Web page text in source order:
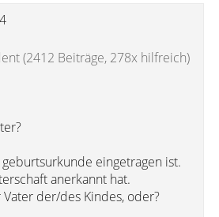
(2412 Beiträge, 278x hilfreich)
eingetragen ist.
anerkannt hat.
der/des Kindes, oder?